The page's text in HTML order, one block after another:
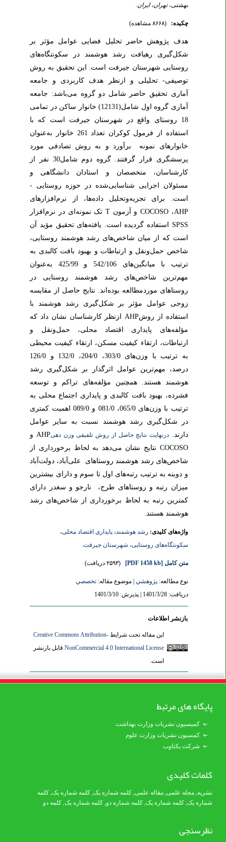
بهشتی، تهران، ایران.
چکیده: (۸۶۶۸ مشاهده)
هدف پژوهش حاضر تحلیل فضایی عوامل مؤثر بر
شکل‌گیری رهیافت رشد هوشمند در سکونتگاه‌های
روستایی شهرستان جیرفت­است. این تحقیق به روش
توصیفی- تحلیلی و ازنظر هدف کاربردی و جامعه
آماری تحقیق حاضر شامل دو گروه می‌باشد: جامعه
آماری گروه اول شامل(12131) خانوار ساکن در تمامی
18 روستای واقع در شهرستان جیرفت است که با
استفاده از فرمول کوکران تعداد 261 خانوار به‌عنوان
خانوارهای نمونه برآورد و به روش تصادفی مورد
پرسشگری قرار گرفتند. گروه دوم شامل30 نفر از
کارشناسان، متخصصان و استادان دانشگاهی و
مسئولان اجرایی شناسایی‌شده در حوزه روستایی
­
است. برای تجزیه‌وتحلیل داده‌ها، از نرم‌افزارهای
AHP،COCOSO و آزمونT تک نمونه‌ای در نرم‌افزار
SPSSاستفاده گردیده است. یافته‌های تحقیق مؤید آن
است که از میان شاخص‌های رشد هوشمند روستایی،
شاخص حمل‌ونقل و ارتباطات و بهبود بافت کالبدی به
ترتیب با میانگین‌های 542/106 و 425/99 به‌عنوان
مهم‌ترین شاخص‌های رشد هوشمند روستایی در
روستاهای موردمطالعه بوده‌اند. نتایج حاصل از مقایسه
زوجی عوامل مؤثر بر شکل‌گیری رشد هوشمند با
استفاده از روشAHPازنظر کارشناسان نشان داد که
مؤلفه‌های پایداری اقتصاد محلی، حمل‌ونقل و
ارتباطات، ارتقاء کیفیت مسکن، ارتقاء کیفیت محیطی
به ترتیب با وزن‌های 303/0، 204/0، 132/0 و 126/0
درصد، مهم‌ترین عوامل اثرگذار بر شکل‌گیری رشد
هوشمند هستند. همچنین مؤلفه‌های تراکم و توسعه
فشرده، بهبود بافت کالبدی و پایداری اجتماع محلی به
ترتیب با وزن‌های 065/0، 081/0 و 089/0 اهمیت کمتری
در شکل‌گیری رشد هوشمند نسبت به سایر عوامل
دارند.درنهایت نتایج حاصل از روش تلفیقی وزن دهیAHPو
COCOSO نتایج نشان می‌دهد به لحاظ برخورداری از
شاخص‌های رشد هوشمند روستاهای علی‌آباد، دولت‌آباد
و دوبنه به ترتیب رتبه‌های اول تا سوم و دارای بیشترین
میزان رتبه و روستاهای طرج، نارجو و سغدر دارای
کمترین رتبه به لحاظ برخورداری از شاخص‌های رشد
هوشمند هستند.
واژه‌های کلیدی:رشد هوشمند،پایداری اقتصاد محلی،
سکونتگاه‌های روستایی، شهرستان جیرفت.
متن کامل[PDF 1458 kb] (۲۵۹۳ دریافت)
نوع مطالعه:پژوهشي| موضوع مقاله:تخصصي
دریافت: 1401/3/28 | پذیرش: 1401/3/10
بازنشر اطلاعات
این مقاله تحت شرایطCreative Commons Attribution-
NonCommercial 4.0 International Licenseقابل بازنشر
است.
پایگاه های مرتبط
کمیسیون نشریات وزارت بهداشت
کمسیون نشریات وزارت علوم
شرکت یکتاوب
کلمات کلیدی
نشریه ,مجله علمی,مقاله علمی,کلمه شماره یک, کلمه شماره یک,کلمه
شماره یک,کلمه شماره یک, کلمه شماره دو, کلمه شماره یک,کلمه دو
نظرسنجی